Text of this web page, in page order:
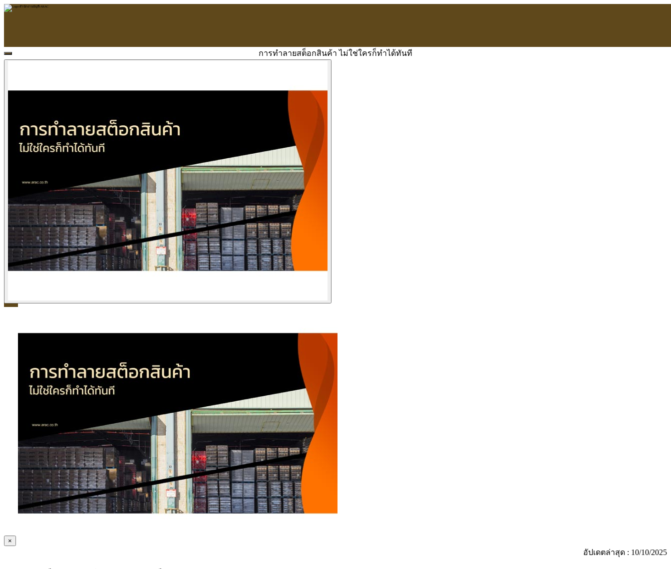
ข้อมูลบริษัท
บริการด้านใบอนุญาต
รับจัดทำบัญชี
ตรวจสอบบัญชี
จัดทำเงินเดือน
จดทะเบียนธุรกิจ
บริการ E-Filing
ข่าวสารบัญชี
ข่าวภาษี
ข่าวบัญชี
ข่าวธุรกิจ
ติดต่อเรา
การทำลายสต็อกสินค้า ไม่ใช่ใครก็ทำได้ทันที
×
อัปเดตล่าสุด : 10/10/2025